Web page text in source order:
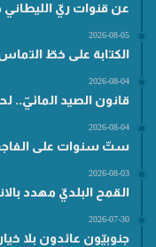
عن قنوات ريّ الليطاني
2026-08-05
الكتابة على خطّ
2026-08-04
قانون الصيد المائيّ..
2026-08-04
ستّ سنوات على
2026-08-03
القمح البلديّ مهدد
2026-07-30
جنوبيّون عائدون بلا